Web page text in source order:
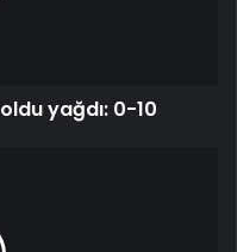
yağdı: 0-10